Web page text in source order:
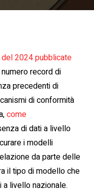
2024 pubblicate
record di
precedenti di
di conformità
come
di dati a livello
i modelli
da parte delle
il tipo di modello che
livello nazionale.